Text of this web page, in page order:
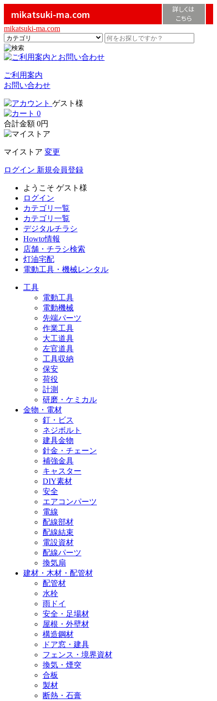
mikatsuki-ma.com
詳しくは
こちら
mikatsuki-ma.com
ご利用案内
お問い合わせ
ゲスト様
0
合計金額 0円
マイストア 変更
ログイン 新規会員登録
ようこそ ゲスト様
ログイン
カテゴリ一覧
カテゴリ一覧
デジタルチラシ
Howto情報
店舗・チラシ検索
灯油宅配
電動工具・機械レンタル
工具
電動工具
電動機械
先端パーツ
作業工具
大工道具
左官道具
工具収納
保安
荷役
計測
研磨・ケミカル
金物・電材
釘・ビス
ネジボルト
建具金物
針金・チェーン
補強金具
キャスター
DIY素材
安全
エアコンパーツ
電線
配線部材
配線結束
電設資材
配線パーツ
換気扇
建材・木材・配管材
配管材
水栓
雨ドイ
安全・足場材
屋根・外壁材
構造鋼材
ドア窓・建具
フェンス・境界資材
換気・煙突
合板
製材
断熱・石膏